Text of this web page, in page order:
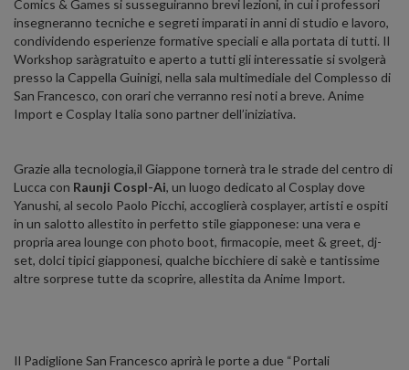
Comics & Games si susseguiranno brevi lezioni, in cui i professori
insegneranno tecniche e segreti imparati in anni di studio e lavoro,
condividendo esperienze formative speciali e alla portata di tutti. Il
Workshop saràgratuito e aperto a tutti gli interessatie si svolgerà
presso la Cappella Guinigi, nella sala multimediale del Complesso di
San Francesco, con orari che verranno resi noti a breve. Anime
Import e Cosplay Italia sono partner dell’iniziativa.
Grazie alla tecnologia,il Giappone tornerà tra le strade del centro di
Lucca con Raunji Cospl-Ai, un luogo dedicato al Cosplay dove
Yanushi, al secolo Paolo Picchi, accoglierà cosplayer, artisti e ospiti
in un salotto allestito in perfetto stile giapponese: una vera e
propria area lounge con photo boot, firmacopie, meet & greet, dj-
set, dolci tipici giapponesi, qualche bicchiere di sakè e tantissime
altre sorprese tutte da scoprire, allestita da Anime Import.
Il Padiglione San Francesco aprirà le porte a due “Portali